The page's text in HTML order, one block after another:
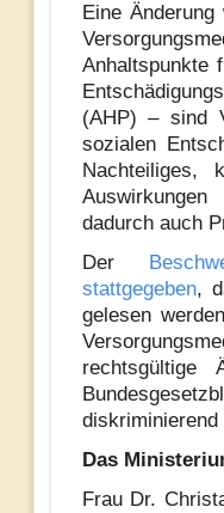
Eine
Anhaltspunkte
(AHP) – sind
sozialen
Nachteiliges,
dadurch auch
Der
stattgegeben,
gelesen
rechtsgültige
diskriminierend
Das
Frau Dr.